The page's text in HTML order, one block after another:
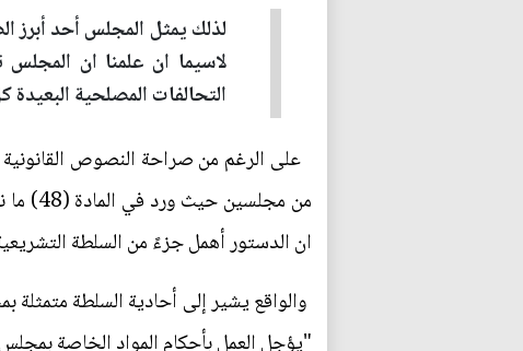
لذلك يمثل المجلس أحد أبرز
لاسيما ان علمنا ان المجلس
التحالفات المصلحية
من
ان الدستور أهمل جزءً من السلطة